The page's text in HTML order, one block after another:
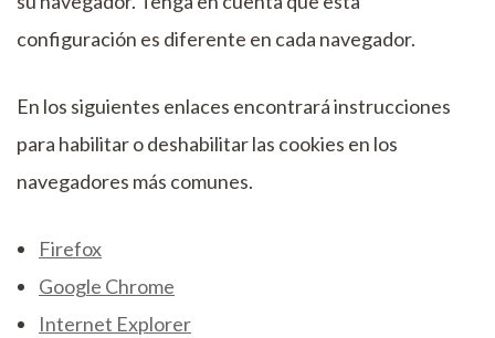
configuración es diferente en cada navegador.
En los siguientes enlaces encontrará instrucciones
para habilitar o deshabilitar las cookies en los
navegadores más comunes.
Firefox
Google Chrome
Internet Explorer